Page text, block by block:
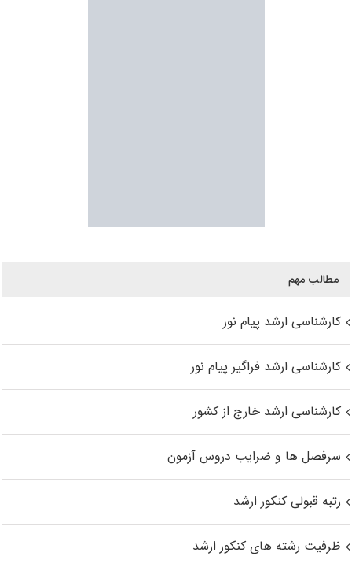
مطالب مهم
کارشناسی ارشد پیام نور
کارشناسی ارشد فراگیر پیام نور
کارشناسی ارشد خارج از کشور
سرفصل ها و ضرایب دروس آزمون
رتبه قبولی کنکور ارشد
ظرفیت رشته های کنکور ارشد